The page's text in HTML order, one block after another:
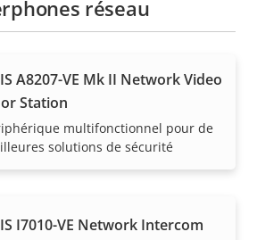
réseau
A8207-VE Mk II Network Video
Station
multifonctionnel pour de
solutions de sécurité
I7010-VE Network Intercom